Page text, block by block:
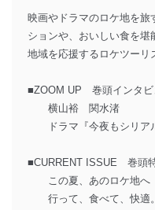
映画やドラマのロケ地を旅
ションや、おいしい食を堪
地域を応援するロケツーリ
■ZOOM UP 巻頭インタビ
横山裕 関水渚
ドラマ『今夜もシリアル
■CURRENT ISSUE 巻頭
この夏、あのロケ地へ
行って、食べて、快適。